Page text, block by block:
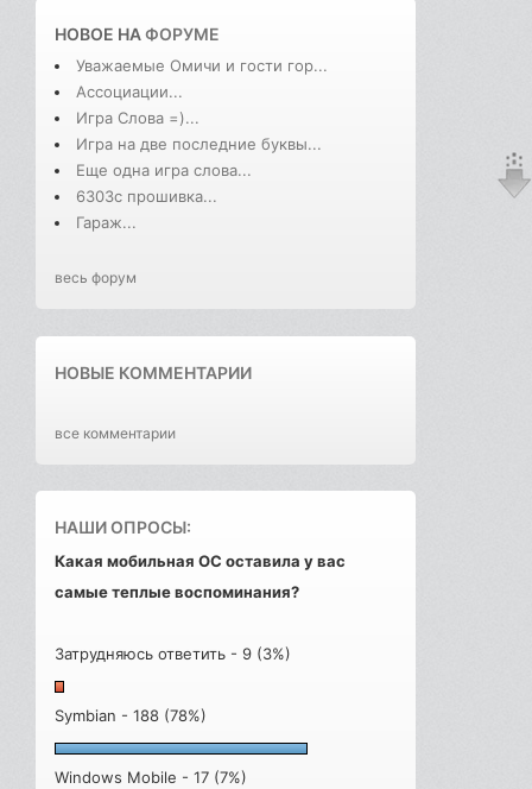
НОВОЕ НАФОРУМЕ
Уважаемые Омичи и гости гор...
Ассоциации...
Игра Слова =)...
Игра на две последние буквы...
Еще одна игра слова...
6303с прошивка...
Гараж...
весь форум
НОВЫЕ КОММЕНТАРИИ
все комментарии
НАШИ ОПРОСЫ:
Какая мобильная ОС оставила у вас
самые теплые воспоминания?
Затрудняюсь ответить - 9 (3%)
Symbian - 188 (78%)
Windows Mobile - 17 (7%)